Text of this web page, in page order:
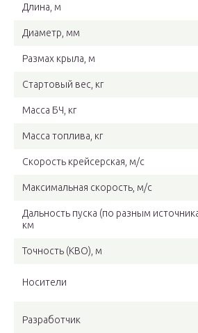
Длина, м
Диаметр, мм
Размах крыла, м
Стартовый вес, кг
Масса БЧ, кг
Масса топлива, кг
Скорость крейсерская, м/c
Максимальная скорость, м/c
Дальность пуска (по разным
км
Точность (КВО), м
Носители
Разработчик